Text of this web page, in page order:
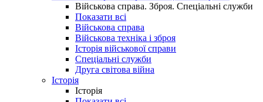
Військова справа. Зброя. Спеціальні служби
Показати всі
Військова справа
Військова техніка і зброя
Історія військової справи
Спеціальні служби
Друга світова війна
Історія
Історія